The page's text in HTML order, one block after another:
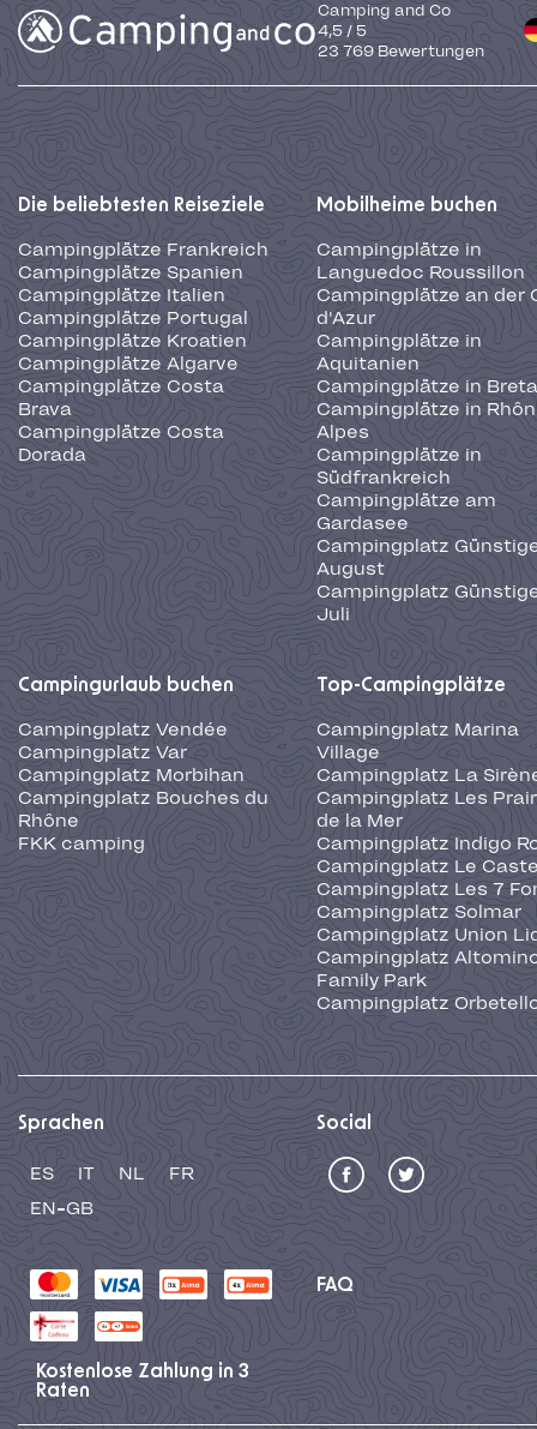
Camping and Co
4,5 / 5
23 769Bewertungen
Die beliebtesten Reiseziele
Campingplätze Frankreich
Campingplätze Spanien
Campingplätze Italien
Campingplätze Portugal
Campingplätze Kroatien
Campingplätze Algarve
Campingplätze Costa
Brava
Campingplätze Costa
Dorada
Mobilheime buchen
Campingplätze in
Languedoc Roussillon
Campingplätze an der
d'Azur
Campingplätze in
Aquitanien
Campingplätze in
Campingplätze in
Alpes
Campingplätze in
Südfrankreich
Campingplätze am
Gardasee
Campingplatz
August
Campingplatz
Juli
Campingurlaub buchen
Campingplatz Vendée
Campingplatz Var
Campingplatz Morbihan
Campingplatz Bouches du
Rhône
FKK camping
Top-Campingplätze
Campingplatz Marina
Village
Campingplatz La
Campingplatz Les
de la Mer
Campingplatz Indigo
Campingplatz Le
Campingplatz Les 7
Campingplatz Solmar
Campingplatz Union
Campingplatz
Family Park
Campingplatz
Sprachen
ES IT NL
FR
EN-GB
Social
FAQ
Kostenlose Zahlung in 3
Raten